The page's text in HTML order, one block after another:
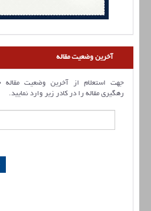
آخرین وضعیت مقاله
جهت استعلام از آخرین وضعیت مقاله
رهگیری مقاله را در کادر زیر وارد نمایید.